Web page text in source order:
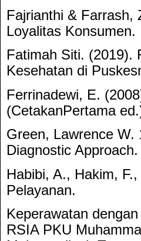
Fajrianthi & Farrash,
Loyalitas
Fatimah Siti. (2019).
Kesehatan di
Ferrinadewi, E.
(CetakanPertama
Green, Lawrence W.
Diagnostic
Habibi, A., Hakim,
Pelayanan.
Keperawatan
RSIA PKU